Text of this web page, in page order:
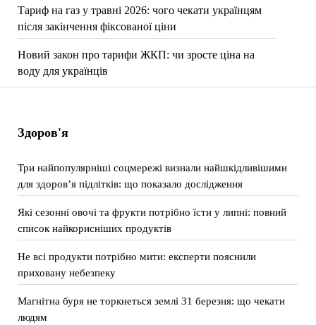
Тариф на газ у травні 2026: чого чекати українцям
після закінчення фіксованої ціни
Новий закон про тарифи ЖКП: чи зросте ціна на
воду для українців
Здоров'я
Три найпопулярніші соцмережі визнали найшкідливішими
для здоров’я підлітків: що показало дослідження
Які сезонні овочі та фрукти потрібно їсти у липні: повний
список найкорисніших продуктів
Не всі продукти потрібно мити: експерти пояснили
приховану небезпеку
Магнітна буря не торкнеться землі 31 березня: що чекати
людям